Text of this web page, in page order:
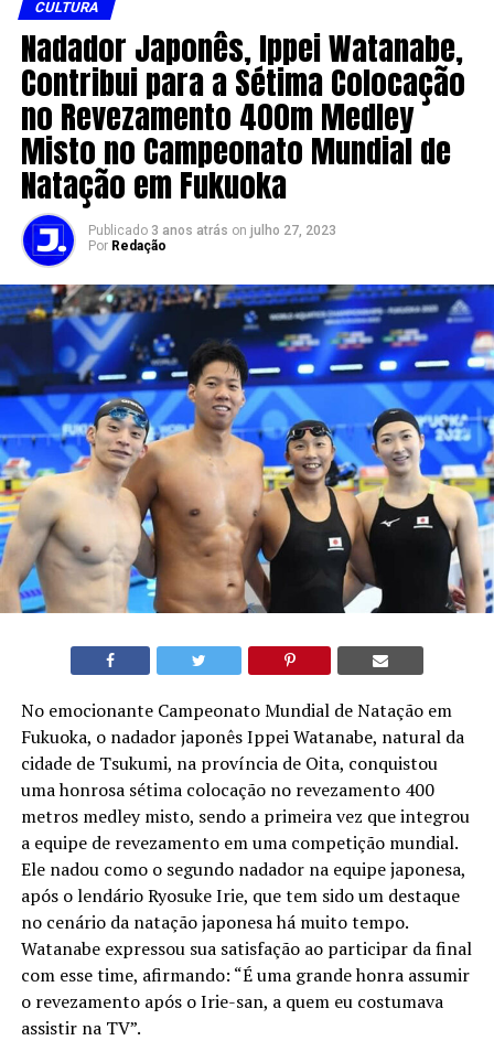
CULTURA
Nadador Japonês, Ippei Watanabe,
Contribui para a Sétima Colocação
no Revezamento 400m Medley
Misto no Campeonato Mundial de
Natação em Fukuoka
Publicado 3 anos atrás on julho 27, 2023
Por Redação
No emocionante Campeonato Mundial de Natação em
Fukuoka, o nadador japonês Ippei Watanabe, natural da
cidade de Tsukumi, na província de Oita, conquistou
uma honrosa sétima colocação no revezamento 400
metros medley misto, sendo a primeira vez que integrou
a equipe de revezamento em uma competição mundial.
Ele nadou como o segundo nadador na equipe japonesa,
após o lendário Ryosuke Irie, que tem sido um destaque
no cenário da natação japonesa há muito tempo.
Watanabe expressou sua satisfação ao participar da final
com esse time, afirmando: “É uma grande honra assumir
o revezamento após o Irie-san, a quem eu costumava
assistir na TV”.